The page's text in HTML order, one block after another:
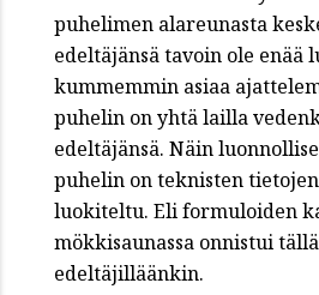
puhelimen alareunasta
edeltäjänsä tavoin ole enää
kummemmin asiaa
puhelin on yhtä lailla
edeltäjänsä. Näin
puhelin on teknisten
luokiteltu. Eli formuloiden
mökkisaunassa onnistui
edeltäjilläänkin.